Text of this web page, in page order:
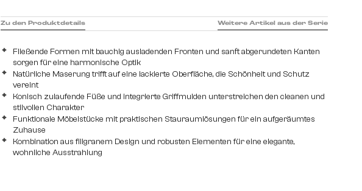
Fließende Formen mit bauchig ausladenden Fronten und sanft abgerundeten Kanten
sorgen für eine harmonische Optik
Natürliche Maserung trifft auf eine lackierte Oberfläche, die Schönheit und Schutz
vereint
Konisch zulaufende Füße und integrierte Griffmulden unterstreichen den cleanen und
stilvollen Charakter
Funktionale Möbelstücke mit praktischen Stauraumlösungen für ein aufgeräumtes
Zuhause
Kombination aus filigranem Design und robusten Elementen für eine elegante,
wohnliche Ausstrahlung
Zu den Produktdetails Weitere Artikel aus der Serie